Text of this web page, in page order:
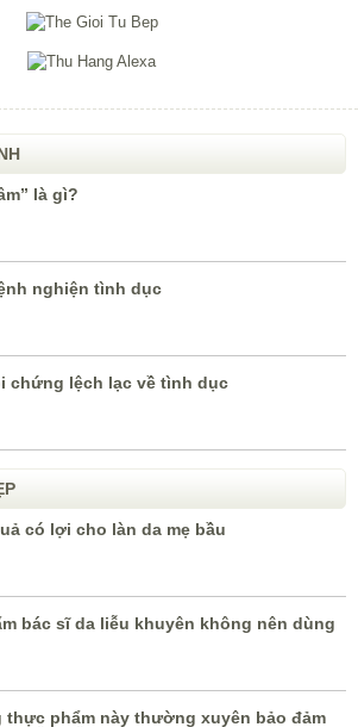
là gì?
nghiện tình dục
chứng lệch lạc về tình dục
có lợi cho làn da mẹ bầu
bác sĩ da liễu khuyên không nên dùng
thực phẩm này thường xuyên bảo đảm